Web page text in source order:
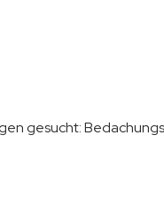
gesucht: